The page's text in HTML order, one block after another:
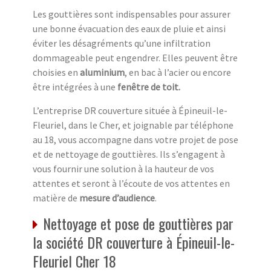
Les gouttières sont indispensables pour assurer
une bonne évacuation des eaux de pluie et ainsi
éviter les désagréments qu’une infiltration
dommageable peut engendrer. Elles peuvent être
choisies en aluminium, en bac à l’acier ou encore
être intégrées à une fenêtre de toit.
L’entreprise DR couverture située à Épineuil-le-
Fleuriel, dans le Cher, et joignable par téléphone
au 18, vous accompagne dans votre projet de pose
et de nettoyage de gouttières. Ils s’engagent à
vous fournir une solution à la hauteur de vos
attentes et seront à l’écoute de vos attentes en
matière de mesure d’audience.
Nettoyage et pose de gouttières par
la société DR couverture à Épineuil-le-
Fleuriel Cher 18